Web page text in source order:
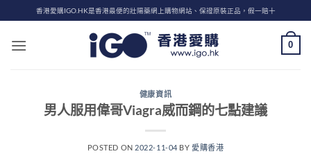
to
content
香港愛購IGO.HK是香港最便的壯陽藥網上購物網站、保證原裝正品，假一賠十
0
健康資訊
男人服用偉哥Viagra威而鋼的七點建議
POSTED ON 2022-11-04 BY愛購香港